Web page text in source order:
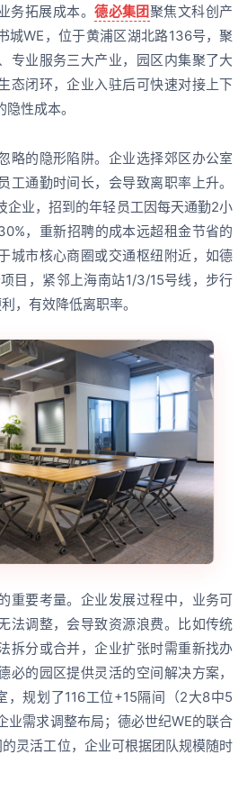
务拓展成本。德必集团聚焦文科创产
城WE，位于黄浦区湖北路136号，聚
专业服务三大产业，园区内集聚了大
态闭环，企业入驻后可快速对接上下
性成本。
略的隐形陷阱。企业选择郊区办公室
工通勤时间长，会导致离职率上升。
企业，招到的年轻员工因每天通勤2小
，重新招聘的成本远超租金节省的
城市核心商圈或交通枢纽附近，如德
目，紧邻上海南站1/3/15号线，步行
，有效降低离职率。
重要考量。企业发展过程中，业务可
法调整，会导致资源浪费。比如传统
拆分或合并，企业扩张时需重新找办
必的园区提供灵活的空间解决方案，
，规划了116工位+15隔间（2大8中5
业需求调整布局；德必世纪WE的联合
灵活工位，企业可根据团队规模随时